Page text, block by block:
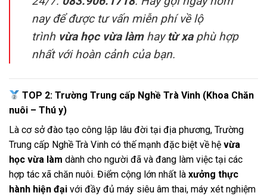
nay để được tư vấn miễn phí về lộ
trình vừa học vừa làmhay từ xaphù hợp
nhất với hoàn cảnh của bạn.
TOP 2: Trường Trung cấp Nghề Trà Vinh (Khoa Chăn
nuôi – Thú y)
Là cơ sở đào tạo công lập lâu đời tại địa phương, Trường
Trung cấp Nghề Trà Vinh có thế mạnh đặc biệt về hệ vừa
học vừa làm dành cho người đã và đang làm việc tại các
hợp tác xã chăn nuôi. Điểm cộng lớn nhất là xưởng thực
hành hiện đại với đầy đủ máy siêu âm thai, máy xét nghiệm